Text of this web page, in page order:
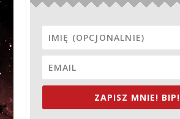
ZAPISZ MNIE! BIP!